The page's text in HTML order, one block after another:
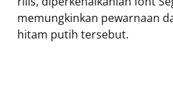
memungkinkan pewarnaan
hitam putih tersebut.